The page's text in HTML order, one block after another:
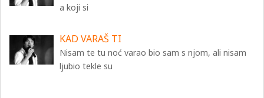
a koji si
KAD VARAŠ TI
Nisam te tu noć varao bio sam s njom, ali nisam
ljubio tekle su